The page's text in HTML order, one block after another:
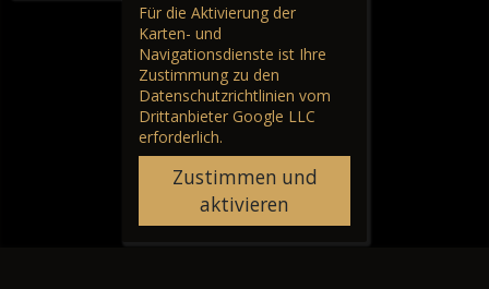
Für die Aktivierung der
Karten- und
Navigationsdienste ist Ihre
Zustimmung zu den
Datenschutzrichtlinien vom
Drittanbieter Google LLC
erforderlich.
Zustimmen und
aktivieren